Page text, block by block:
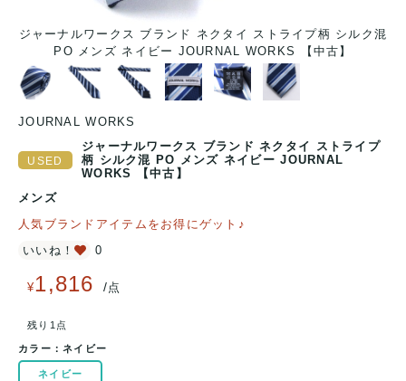
ジャーナルワークス ブランド ネクタイ ストライプ柄 シルク混
PO メンズ ネイビー JOURNAL WORKS 【中古】
JOURNAL WORKS
ジャーナルワークス ブランド ネクタイ ストライプ
柄 シルク混 PO メンズ ネイビー JOURNAL
WORKS 【中古】
メンズ
人気ブランドアイテムをお得にゲット♪
いいね！
0
¥1,816 /点
残り1点
カラー：ネイビー
ネイビー